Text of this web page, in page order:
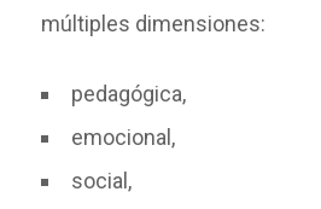
múltiples dimensiones:
pedagógica,
emocional,
social,